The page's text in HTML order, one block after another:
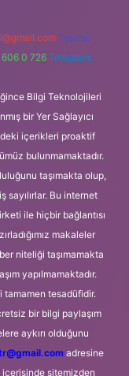
Teams:
0 726 Telegram:
Bilgi Teknolojileri
bir Yer Sağlayıcı
içerikleri proaktif
bulunmamaktadır.
taşımakta olup,
Bu internet
ile hiçbir bağlantısı
makaleler
niteliği taşımamakta
yapılmamaktadır.
tesadüfidir.
bir bilgi paylaşım
aykırı olduğunu
adresine
sitemizden